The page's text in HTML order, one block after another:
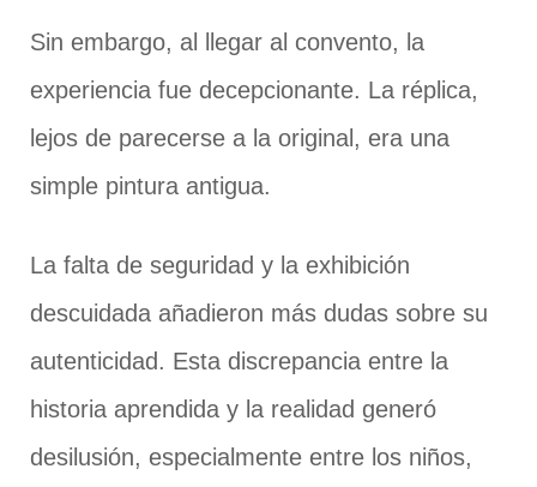
Sin embargo, al llegar al convento, la
experiencia fue decepcionante. La réplica,
lejos de parecerse a la original, era una
simple pintura antigua.
La falta de seguridad y la exhibición
descuidada añadieron más dudas sobre su
autenticidad. Esta discrepancia entre la
historia aprendida y la realidad generó
desilusión, especialmente entre los niños,